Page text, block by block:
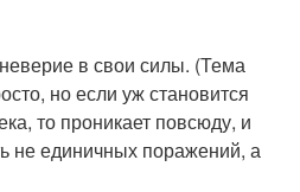
в свои силы. (Тема
но если уж становится
то проникает повсюду, и
не единичных поражений, а